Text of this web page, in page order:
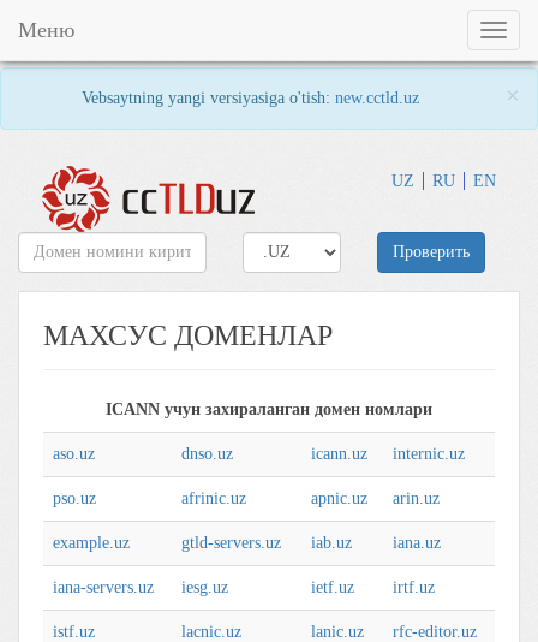
Vebsaytning yangi versiyasiga o'tish: new.cctld.uz ×
UZ RU EN
Toggle
Меню
Проверить
МАХСУС ДОМЕНЛАР
ICANN учун зaхирaлaнгaн домен номлaри
aso.uz dnso.uz icann.uz internic.uz
pso.uz afrinic.uz apnic.uz arin.uz
example.uz gtld-servers.uz iab.uz iana.uz
iana-servers.uz iesg.uz ietf.uz irtf.uz
istf.uz lacnic.uz lanic.uz rfc-editor.uz